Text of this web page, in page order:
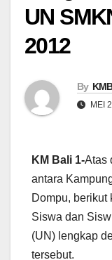
UN
2012
By
MEI
KM Bali 1-Atas
antara
Dompu, berikut
Siswa dan
(UN) lengkap
tersebut.